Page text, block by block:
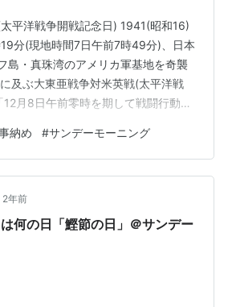
平洋戦争開戦記念日) 1941(昭和16)
分(現地時間7日午前7時49分)、日本
島・真珠湾のアメリカ軍基地を奇襲
及ぶ大東亜戦争対米英戦(太平洋戦
月8日午前零時を期して戦闘行動を
線電信所から送信され、戦艦アリゾ
、400機近くの航空機を破壊して、
「トラトラトラ」という暗号文が打
ワシントンで交渉していた野村・来
側に最後通牒を手渡してから攻撃を
納め #サンデーモーニング
2年前
何の日「鰹節の日」＠サンデー